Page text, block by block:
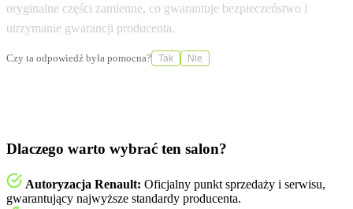
oryginalne części zamienne, co gwarantuje bezpieczeństwo i
utrzymanie gwarancji producenta.
Czy ta odpowiedź była pomocna? Tak Nie
Dlaczego warto wybrać ten salon?
Autoryzacja Renault: Oficjalny punkt sprzedaży i serwisu,
gwarantujący najwyższe standardy producenta.